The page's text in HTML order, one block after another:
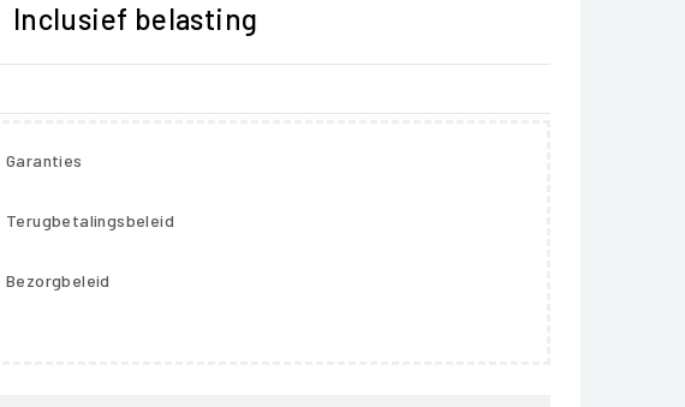
Inclusief belasting
Garanties
Terugbetalingsbeleid
Bezorgbeleid